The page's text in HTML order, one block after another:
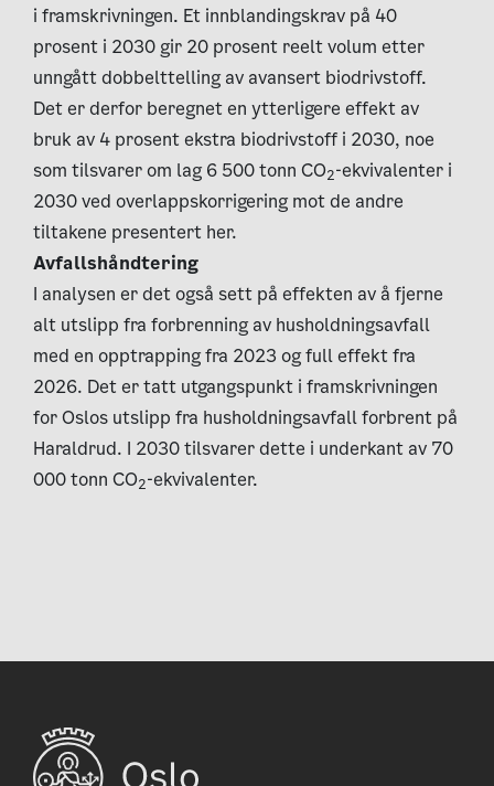
i framskrivningen. Et innblandingskrav på 40
prosent i 2030 gir 20 prosent reelt volum etter
unngått dobbelttelling av avansert biodrivstoff.
Det er derfor beregnet en ytterligere effekt av
bruk av 4 prosent ekstra biodrivstoff i 2030, noe
som tilsvarer om lag 6 500 tonn CO2-ekvivalenter i
2030 ved overlappskorrigering mot de andre
tiltakene presentert her.
Avfallshåndtering
I analysen er det også sett på effekten av å fjerne
alt utslipp fra forbrenning av husholdningsavfall
med en opptrapping fra 2023 og full effekt fra
2026. Det er tatt utgangspunkt i framskrivningen
for Oslos utslipp fra husholdningsavfall forbrent på
Haraldrud. I 2030 tilsvarer dette i underkant av 70
000 tonn CO2-ekvivalenter.